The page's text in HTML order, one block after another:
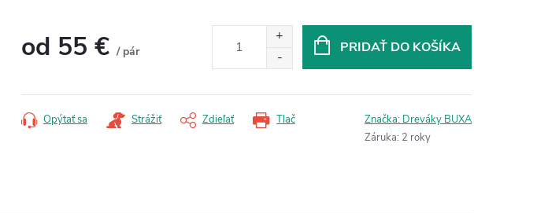
od 55 € / pár
PRIDAŤ DO KOŠÍKA
Tlač
Opýtať sa Strážiť Zdieľať Značka: Dreváky BUXA
Záruka: 2 roky